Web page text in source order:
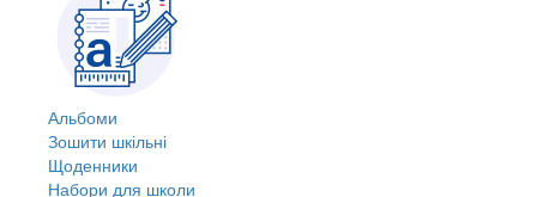
Альбоми
Зошити шкільні
Щоденники
Набори для школи